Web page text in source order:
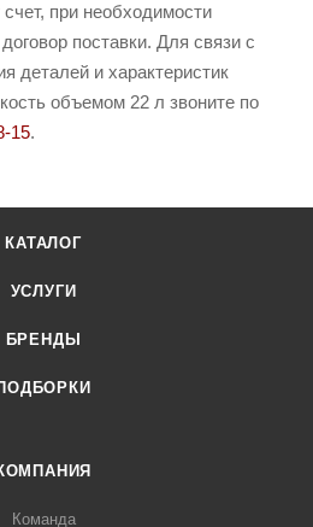
при необходимости
поставки. Для связи с
деталей и характеристик
объемом 22 л звоните по
15.
КАТАЛОГ
УСЛУГИ
БРЕНДЫ
Команда